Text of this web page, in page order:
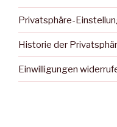
Privatsphäre-
Historie der
Einwilligungen